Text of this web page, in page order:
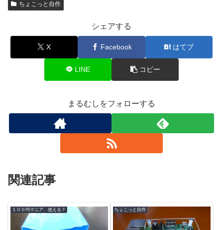
ちょこっと自作
シェアする
X Facebook はてブ
LINE コピー
まるむしをフォローする
関連記事
１００均マニア 使える？ ちょこっと自作